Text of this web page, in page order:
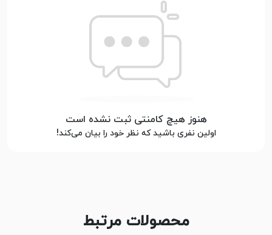
هنوز هیچ کامنتی ثبت نشده است
اولین نفری باشید که نظر خود را بیان می‌کند!
محصولات مرتبط